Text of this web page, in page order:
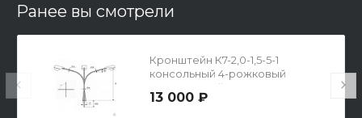
Ранее вы смотрели
Кронштейн К7-2,0-1,5-5-1
консольный 4-рожковый
одноярусный
13 000 ₽